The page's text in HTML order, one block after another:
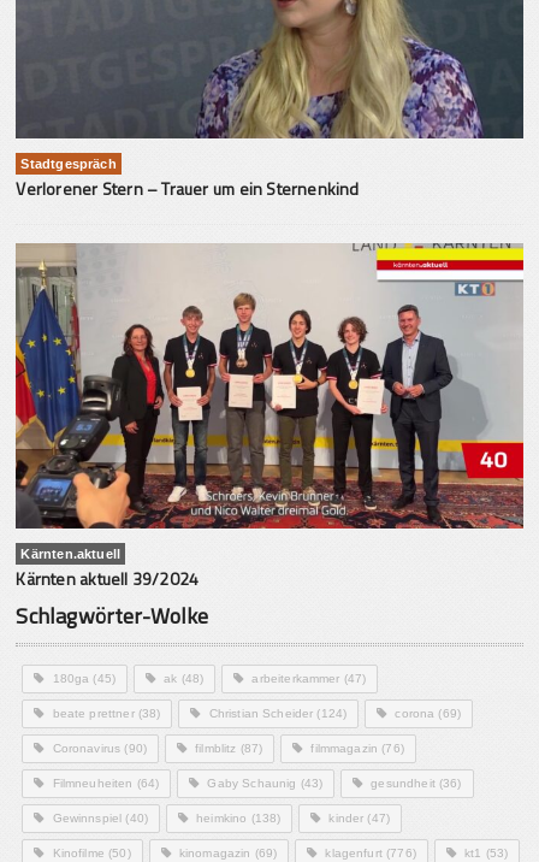
Stadtgespräch
Verlorener Stern – Trauer um ein Sternenkind
Kärnten.aktuell
Kärnten aktuell 39/2024
Schlagwörter-Wolke
180ga (45) ak (48) arbeiterkammer (47)
beate prettner(38) Christian Scheider (124) corona (69)
Coronavirus (90) filmblitz (87) filmmagazin (76)
Filmneuheiten (64) Gaby Schaunig (43) gesundheit(36)
Gewinnspiel (40) heimkino (138) kinder (47)
Kinofilme (50) kinomagazin (69) klagenfurt(776) kt1 (53)